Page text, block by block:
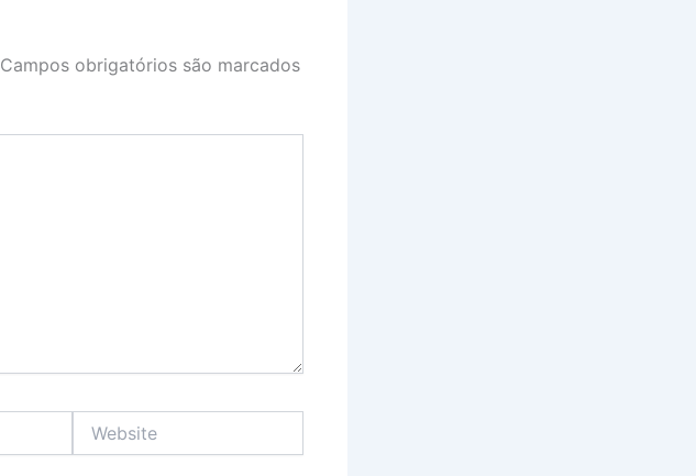
Campos obrigatórios são marcados